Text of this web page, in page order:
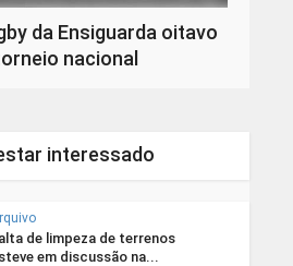
da Ensiguarda oitavo
nacional
interessado
de limpeza de terrenos
em discussão na...